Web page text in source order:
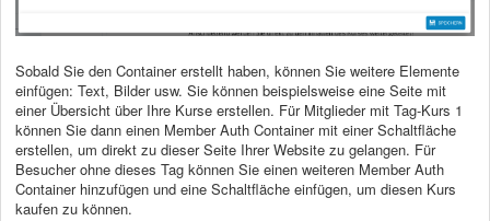
Sobald Sie den Container erstellt haben, können Sie weitere Elemente
einfügen: Text, Bilder usw. Sie können beispielsweise eine Seite mit
einer Übersicht über Ihre Kurse erstellen. Für Mitglieder mit Tag-Kurs 1
können Sie dann einen Member Auth Container mit einer Schaltfläche
erstellen, um direkt zu dieser Seite Ihrer Website zu gelangen. Für
Besucher ohne dieses Tag können Sie einen weiteren Member Auth
Container hinzufügen und eine Schaltfläche einfügen, um diesen Kurs
kaufen zu können.